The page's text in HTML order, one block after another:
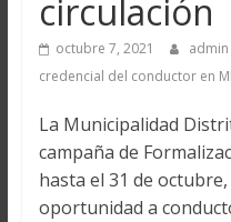
circulación
octubre 7, 2021 admin
credencial del conductor en
La Municipalidad
campaña de
hasta el 31 de
oportunidad a